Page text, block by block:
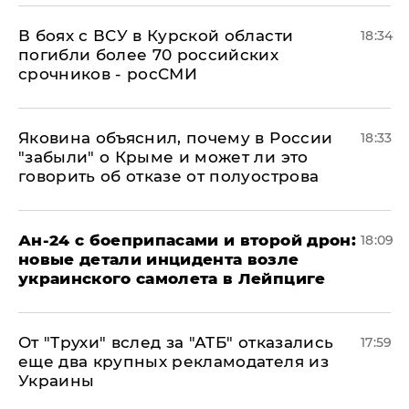
В боях с ВСУ в Курской области
погибли более 70 российских
срочников - росСМИ
18:34
Яковина объяснил, почему в России
"забыли" о Крыме и может ли это
говорить об отказе от полуострова
18:33
Ан-24 с боеприпасами и второй дрон:
новые детали инцидента возле
украинского самолета в Лейпциге
18:09
От "Трухи" вслед за "АТБ" отказались
еще два крупных рекламодателя из
Украины
17:59